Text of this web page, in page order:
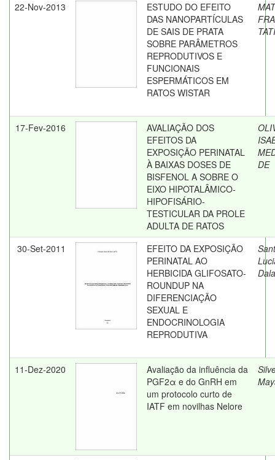
22-Nov-2013
ESTUDO DO EFEITO
DAS NANOPARTÍCULAS
DE SAIS DE PRATA
SOBRE PARÂMETROS
REPRODUTIVOS E
FUNCIONAIS
ESPERMÁTICOS EM
RATOS WISTAR
17-Fev-2016
AVALIAÇÃO DOS
EFEITOS DA
EXPOSIÇÃO PERINATAL
À BAIXAS DOSES DE
BISFENOL A SOBRE O
EIXO HIPOTALÂMICO-
HIPOFISÁRIO-
TESTICULAR DA PROLE
ADULTA DE RATOS
DE
30-Set-2011
EFEITO DA EXPOSIÇÃO
PERINATAL AO
HERBICIDA GLIFOSATO-
ROUNDUP NA
DIFERENCIAÇÃO
SEXUAL E
ENDOCRINOLOGIA
REPRODUTIVA
11-Dez-2020
Avaliação da influência da
PGF2α e do GnRH em
um protocolo curto de
IATF em novilhas Nelore